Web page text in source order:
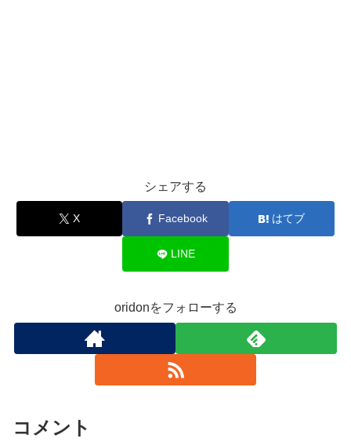
シェアする
X Facebook はてブ
LINE
oridonをフォローする
コメント